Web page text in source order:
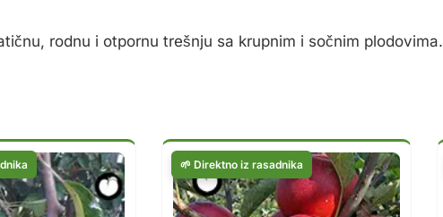
rodnu i otpornu trešnju sa krupnim i sočnim plodovima.